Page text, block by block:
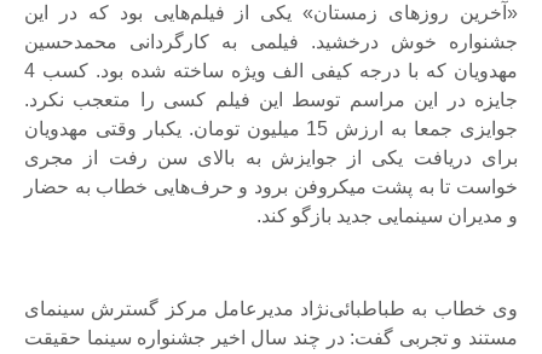
«آخرین روزهای زمستان» یکی از فیلم‌هایی بود که در این
جشنواره خوش درخشید. فیلمی به کارگردانی محمدحسین
مهدویان که با درجه کیفی الف ویژه ساخته شده بود. کسب 4
جایزه در این مراسم توسط این فیلم کسی را متعجب نکرد.
جوایزی جمعا به ارزش 15 میلیون تومان. یکبار وقتی مهدویان
برای دریافت یکی از جوایزش به بالای سن رفت از مجری
خواست تا به پشت میکروفن برود و حرف‌هایی خطاب به حضار
و مدیران سینمایی جدید بازگو کند.
وی خطاب به طباطبائی‌نژاد مدیرعامل مرکز گسترش سینمای
مستند و تجربی گفت: در چند سال اخیر جشنواره سینما حقیقت